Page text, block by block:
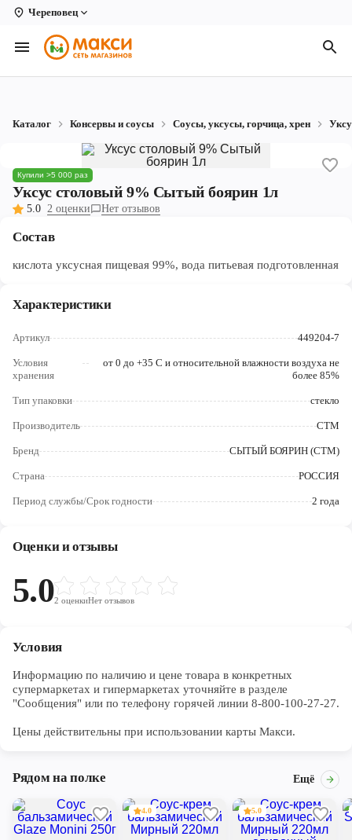
Череповец
Вологда
Архангельск
Кирово-Чепецк
Коряжма
Котлас
Новодвинск
Череповец
Каталог Консервы и соусы Соусы, уксусы, горчица, хрен
Купили >5 000 раз
Уксус столовый 9% Сытый боярин 1л
5.0 2 оценки Нет отзывов
Состав
кислота уксусная пищевая 99%, вода питьевая подготовленная
Характеристики
Артикул 449204-7
Условия
хранения
от 0 до +35 С и относительной влажности воздуха не
более 85%
Тип упаковки стекло
Производитель СТМ
Бренд СЫТЫЙ БОЯРИН (СТМ)
Страна РОССИЯ
Период службы/Срок годности 2 года
Оценки и отзывы
5.02 оценкиНет отзывов
Условия
Информацию по наличию и цене товара в конкретных
супермаркетах и гипермаркетах уточняйте в разделе
"Сообщения" или по телефону горячей линии 8-800-100-27-27.
Цены действительны при использовании карты Макси.
Рядом на полке Ещё
4.0 5.0